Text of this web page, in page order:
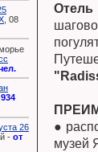
, 08
26
- от
●
музей